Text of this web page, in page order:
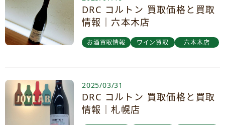
DRC コルトン 買取価格と買取
情報｜六本木店
お酒買取情報 ワイン買取 六本木店
2025/03/31
DRC コルトン 買取価格と買取
情報｜札幌店